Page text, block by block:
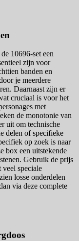
10696-set een
zijn voor
banden en
je meerdere
Daarnaast zijn er
cruciaal is voor het
met
de monotonie van
uit om technische
delen of specifieke
op zoek is naar
box een uitstekende
Gebruik de prijs
veel speciale
losse onderdelen
via deze complete